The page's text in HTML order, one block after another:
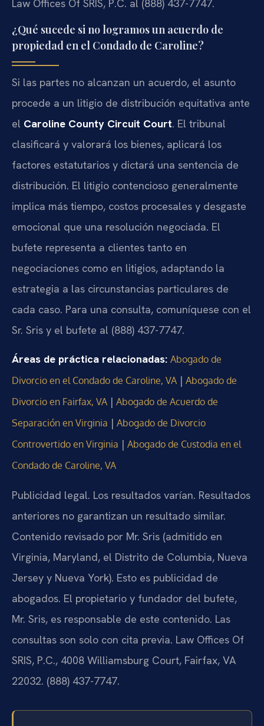
Law Offices Of SRIS, P.C. al (888) 437-7747.
¿Qué sucede si no logramos un acuerdo de
propiedad en el Condado de Caroline?
Si las partes no alcanzan un acuerdo, el asunto
procede a un litigio de distribución equitativa ante
el Caroline County Circuit Court. El tribunal
clasificará y valorará los bienes, aplicará los
factores estatutarios y dictará una sentencia de
distribución. El litigio contencioso generalmente
implica más tiempo, costos procesales y desgaste
emocional que una resolución negociada. El
bufete representa a clientes tanto en
negociaciones como en litigios, adaptando la
estrategia a las circunstancias particulares de
cada caso. Para una consulta, comuníquese con el
Sr. Sris y el bufete al (888) 437-7747.
Áreas de práctica relacionadas: Abogado de
Divorcio en el Condado de Caroline, VA | Abogado de
Divorcio en Fairfax, VA | Abogado de Acuerdo de
Separación en Virginia | Abogado de Divorcio
Controvertido en Virginia | Abogado de Custodia en el
Condado de Caroline, VA
Publicidad legal. Los resultados varían. Resultados
anteriores no garantizan un resultado similar.
Contenido revisado por Mr. Sris (admitido en
Virginia, Maryland, el Distrito de Columbia, Nueva
Jersey y Nueva York). Esto es publicidad de
abogados. El propietario y fundador del bufete,
Mr. Sris, es responsable de este contenido. Las
consultas son solo con cita previa. Law Offices Of
SRIS, P.C., 4008 Williamsburg Court, Fairfax, VA
22032. (888) 437-7747.